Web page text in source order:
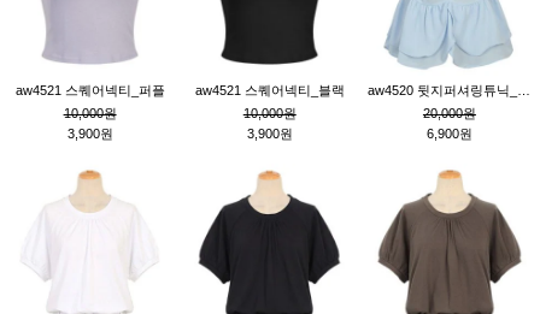
aw4521 스퀘어넥티_퍼플
10,000원
3,900원
aw4521 스퀘어넥티_블랙
10,000원
3,900원
20,000원
6,900원